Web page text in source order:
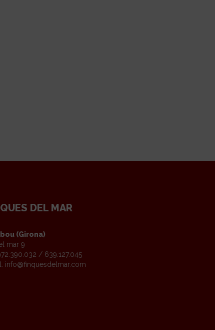
DEL MAR
(Girona)
mar 9
/ 639.127.045
info@finquesdelmar.com